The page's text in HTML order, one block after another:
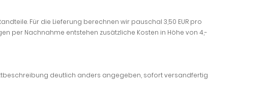
Für die Lieferung berechnen wir pauschal 3,50 EUR pro
per Nachnahme entstehen zusätzliche Kosten in Höhe von 4,-
deutlich anders angegeben, sofort versandfertig